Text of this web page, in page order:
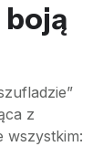
boją
z
wszystkim: